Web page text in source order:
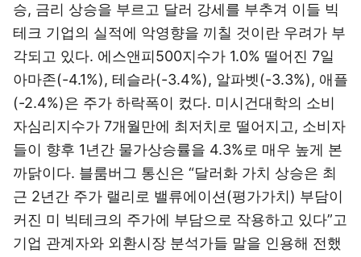
승, 금리 상승을 부르고 달러 강세를 부추겨 이들 빅
테크 기업의 실적에 악영향을 끼칠 것이란 우려가 부
각되고 있다. 에스앤피500지수가 1.0% 떨어진 7일
아마존(-4.1%), 테슬라(-3.4%), 알파벳(-3.3%), 애플
(-2.4%)은 주가 하락폭이 컸다. 미시건대학의 소비
자심리지수가 7개월만에 최저치로 떨어지고, 소비자
들이 향후 1년간 물가상승률을 4.3%로 매우 높게 본
까닭이다. 블룸버그 통신은 “달러화 가치 상승은 최
근 2년간 주가 랠리로 밸류에이션(평가가치) 부담이
커진 미 빅테크의 주가에 부담으로 작용하고 있다”고
기업 관계자와 외환시장 분석가들 말을 인용해 전했